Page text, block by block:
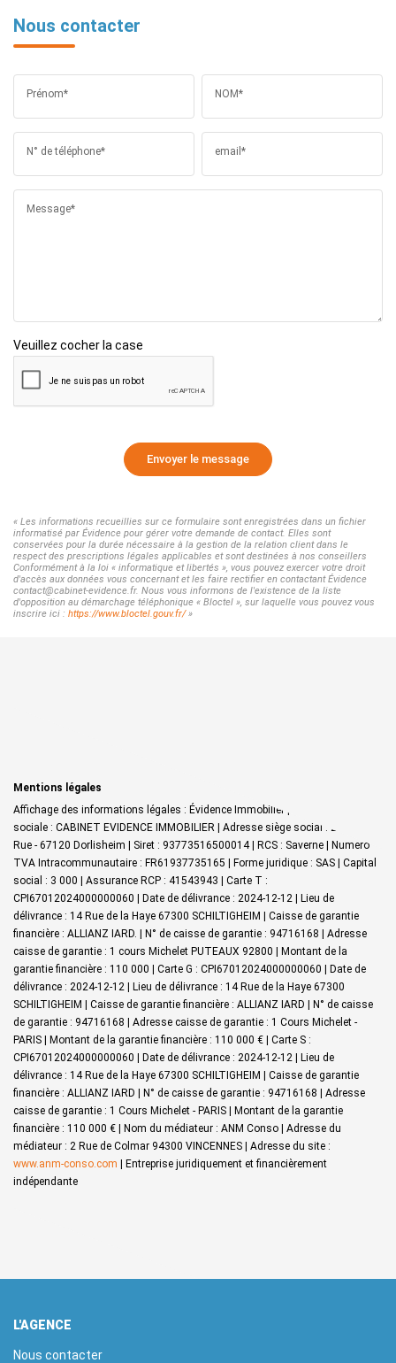
Nous contacter
Prénom* NOM*
N° de téléphone* email*
Message*
Veuillez cocher la case
Envoyer le message
« Les informations recueillies sur ce formulaire sont enregistrées dans un fichier
informatisé par Évidence pour gérer votre demande de contact. Elles sont
conservées pour la durée nécessaire à la gestion de la relation client dans le
respect des prescriptions légales applicables et sont destinées à nos conseillers
Conformément à la loi « informatique et libertés », vous pouvez exercer votre droit
d'accès aux données vous concernant et les faire rectifier en contactant Évidence
contact@cabinet-evidence.fr. Nous vous informons de l'existence de la liste
d'opposition au démarchage téléphonique « Bloctel », sur laquelle vous pouvez vous
inscrire ici : https://www.bloctel.gouv.fr/»
Mentions légales
Affichage des informations légales : Évidence Immobilier | Raison
sociale : CABINET EVIDENCE IMMOBILIER | Adresse siège social : 27 Grand
Rue - 67120 Dorlisheim | Siret : 93773516500014 | RCS : Saverne | Numero
TVA Intracommunautaire : FR61937735165 | Forme juridique : SAS | Capital
social : 3 000 | Assurance RCP : 41543943 | Carte T :
CPI67012024000000060 | Date de délivrance : 2024-12-12 | Lieu de
délivrance : 14 Rue de la Haye 67300 SCHILTIGHEIM | Caisse de garantie
financière : ALLIANZ IARD. | N° de caisse de garantie : 94716168 | Adresse
caisse de garantie : 1 cours Michelet PUTEAUX 92800 | Montant de la
garantie financière : 110 000 | Carte G : CPI67012024000000060 | Date de
délivrance : 2024-12-12 | Lieu de délivrance : 14 Rue de la Haye 67300
SCHILTIGHEIM | Caisse de garantie financière : ALLIANZ IARD | N° de caisse
de garantie : 94716168 | Adresse caisse de garantie : 1 Cours Michelet -
PARIS | Montant de la garantie financière : 110 000 € | Carte S :
CPI67012024000000060 | Date de délivrance : 2024-12-12 | Lieu de
délivrance : 14 Rue de la Haye 67300 SCHILTIGHEIM | Caisse de garantie
financière : ALLIANZ IARD | N° de caisse de garantie : 94716168 | Adresse
caisse de garantie : 1 Cours Michelet - PARIS | Montant de la garantie
financière : 110 000 € | Nom du médiateur : ANM Conso | Adresse du
médiateur : 2 Rue de Colmar 94300 VINCENNES | Adresse du site :
www.anm-conso.com | Entreprise juridiquement et financièrement
indépendante
L'AGENCE
Nous contacter